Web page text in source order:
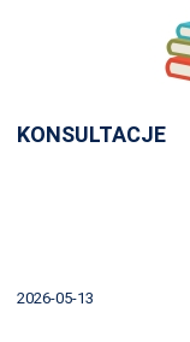
KONSULTACJE
2026-05-13